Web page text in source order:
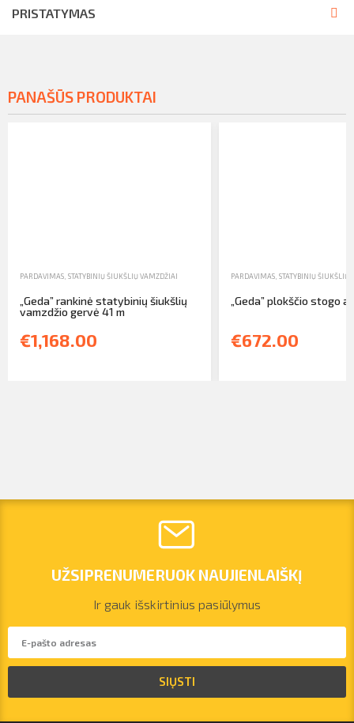
vilnius@arsenalrent.com
PRISTATYMAS
PANAŠŪS PRODUKTAI
PARDAVIMAS STATYBINIŲ ŠIUKŠLIŲ VAMZDŽIAI
„Geda” rankinė statybinių šiukšlių
vamzdžio gervė 41 m
€1,168.00
PARDAVIMAS, STATYBINIŲ ŠIUKŠLIŲ
„Geda” plokščio stogo
€672.00
UŽSIPRENUMERUOK NAUJIENLAIŠKĮ
Ir gauk išskirtinius pasiūlymus
SIŲSTI